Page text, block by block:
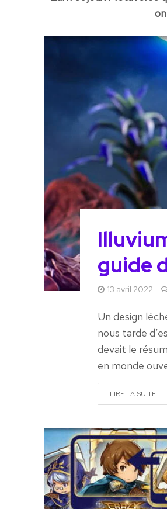
guide
13 avril 2022
Un design
nous tarde
devait le
en monde
LIRE LA SUITE